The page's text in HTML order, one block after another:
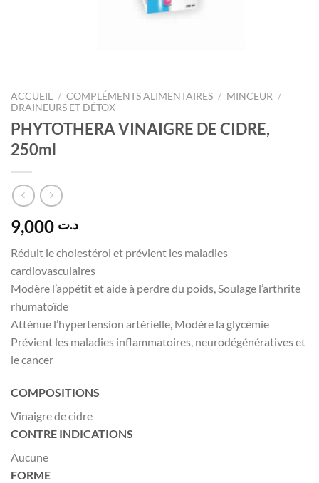
ACCUEIL / COMPLÉMENTS ALIMENTAIRES / MINCEUR /
DRAINEURS ET DÉTOX
PHYTOTHERA VINAIGRE DE CIDRE,
250ml
د.ت
Réduit le cholestérol et prévient les maladies
cardiovasculaires
Modère l’appétit et aide à perdre du poids, Soulage l’arthrite
rhumatoïde
Atténue l’hypertension artérielle, Modère la glycémie
Prévient les maladies inflammatoires, neurodégénératives et
le cancer
COMPOSITIONS
Vinaigre de cidre
CONTRE INDICATIONS
Aucune
FORME